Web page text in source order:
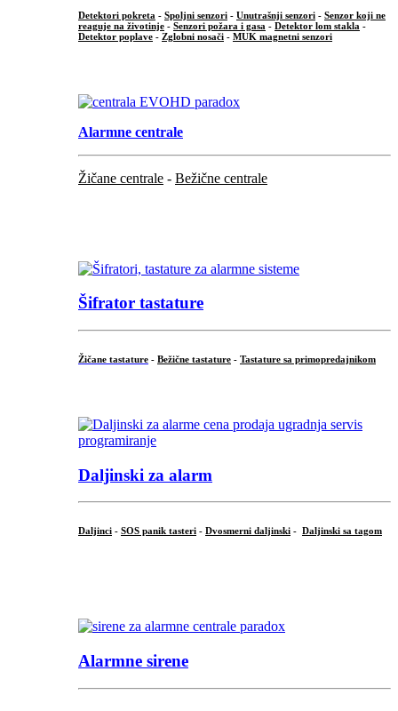
Detektori pokreta - Spoljni senzori - Unutrašnji senzori - Senzor koji ne
reaguje na životinje - Senzori požara i gasa - Detektor lom stakla -
Detektor poplave - Zglobni nosači - MUK magnetni senzori
Alarmne centrale
Žičane centrale - Bežične centrale
Šifrator tastature
Žičane tastature - Bežične tastature - Tastature sa primopredajnikom
Daljinski za alarm
Daljinci - SOS panik tasteri - Dvosmerni daljinski - Daljinski sa tagom
Alarmne sirene